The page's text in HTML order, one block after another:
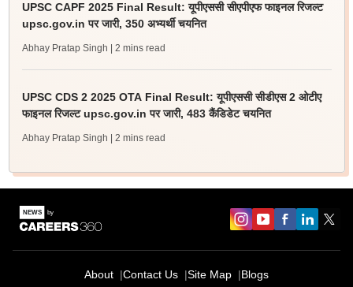
UPSC CAPF 2025 Final Result: यूपीएससी सीएपीएफ फाइनल रिजल्ट
upsc.gov.in पर जारी, 350 अभ्यर्थी चयनित
Abhay Pratap Singh | 2 mins read
UPSC CDS 2 2025 OTA Final Result: यूपीएससी सीडीएस 2 ओटीए
फाइनल रिजल्ट upsc.gov.in पर जारी, 483 कैंडिडेट चयनित
Abhay Pratap Singh | 2 mins read
About Contact Us Site Map Blogs